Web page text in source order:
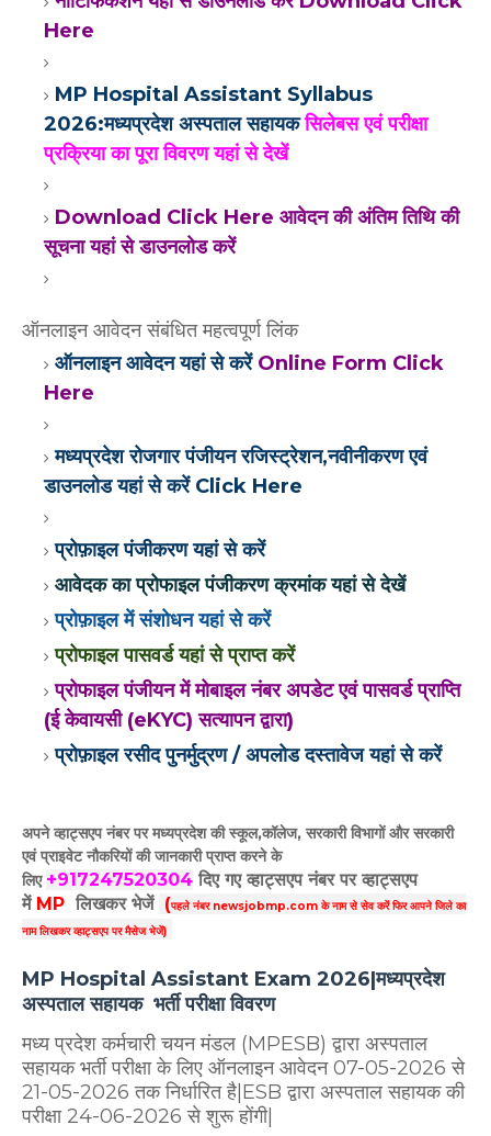
Here
MP Hospital Assistant Syllabus
2026:मध्यप्रदेश अस्पताल सहायकसिलेबस एवं परीक्षा
प्रक्रिया का पूरा विवरण यहां से देखें
Download Click Here आवेदन की अंतिम तिथि की
सूचना यहां से डाउनलोड करें
ऑनलाइन आवेदन संबंधित महत्वपूर्ण लिंक
ऑनलाइन आवेदन यहां से करें Online Form Click
Here
मध्यप्रदेश रोजगार पंजीयन रजिस्ट्रेशन,नवीनीकरण एवं
डाउनलोड यहां से करें Click Here
प्रोफ़ाइल पंजीकरण यहां से करें
आवेदक का प्रोफाइल पंजीकरण क्रमांक यहां से देखें
प्रोफ़ाइल में संशोधन यहां से करें
प्रोफाइल पासवर्ड यहां से प्राप्त करें
प्रोफाइल पंजीयन में मोबाइल नंबर अपडेट एवं पासवर्ड प्राप्ति
(ई केवायसी (eKYC) सत्यापन द्वारा)
प्रोफ़ाइल रसीद पुनर्मुद्रण / अपलोड दस्तावेज यहां से करें
अपने व्हाट्सएप नंबर पर मध्यप्रदेश की स्कूल,कॉलेज, सरकारी विभागों और सरकारी
एवं प्राइवेट नौकरियों की जानकारी प्राप्त करने के
लिए +917247520304 दिए गएव्हाट्सएपनंबर पर व्हाट्सएप
में MP लिखकर भेजें (पहले नंबर newsjobmp.com के नाम से सेव करें फिर आपनेजिले का
नाम लिखकर व्हाट्सएप पर मैसेज भेजें)
MP Hospital Assistant Exam 2026|मध्यप्रदेश
अस्पताल सहायक भर्ती परीक्षा विवरण
मध्य प्रदेश कर्मचारी चयन मंडल (MPESB) द्वारा अस्पताल
सहायक भर्ती परीक्षा के लिए ऑनलाइन आवेदन 07-05-2026 से
21-05-2026 तक निर्धारित है|ESB द्वारा अस्पताल सहायक की
परीक्षा 24-06-2026 से शुरू होंगी|